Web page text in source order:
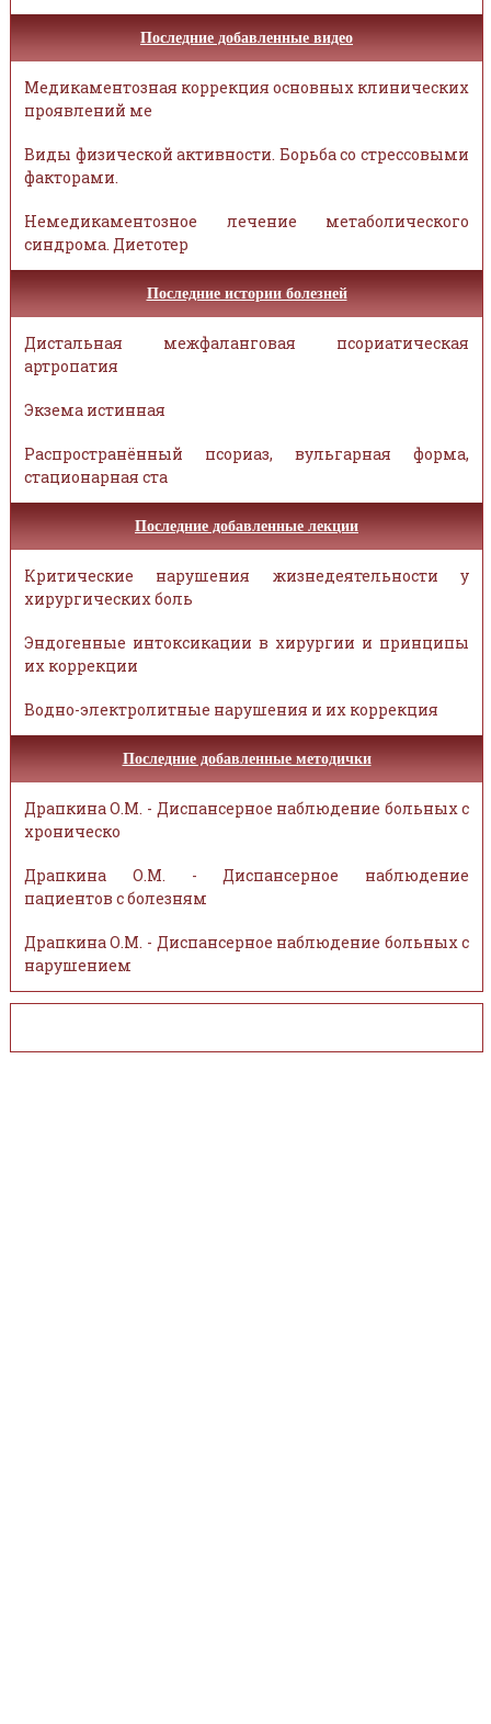
Последние добавленные видео
Медикаментозная коррекция основных клинических
проявлений ме
Виды физической активности. Борьба со стрессовыми
факторами.
Немедикаментозное лечение метаболического
синдрома. Диетотер
Последние истории болезней
Дистальная межфаланговая псориатическая
артропатия
Экзема истинная
Распространённый псориаз, вульгарная форма,
стационарная ста
Последние добавленные лекции
Критические нарушения жизнедеятельности у
хирургических боль
Эндогенные интоксикации в хирургии и принципы
их коррекции
Водно-электролитные нарушения и их коррекция
Последние добавленные методички
Драпкина О.М. - Диспансерное наблюдение больных с
хроническо
Драпкина О.М. - Диспансерное наблюдение
пациентов с болезням
Драпкина О.М. - Диспансерное наблюдение больных с
нарушением